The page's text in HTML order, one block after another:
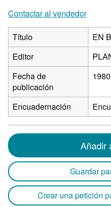
Contactar al vendedor
Título
EN
Editor
Fecha de
publicación
1980
Encuadernación
Añadir
Guardar
Crear una petición